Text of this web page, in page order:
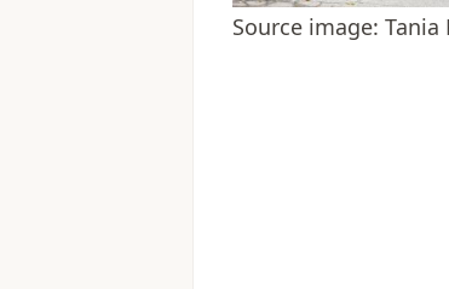
Source image: